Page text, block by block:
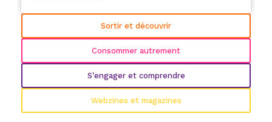
Sortir et découvrir
Consommer autrement
S'engager et comprendre
Webzines et magazines